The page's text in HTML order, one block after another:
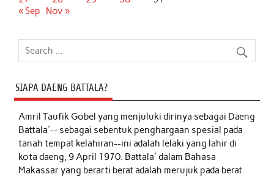
« Sep
Nov »
SIAPA DAENG BATTALA?
Amril Taufik Gobelyang menjuluki dirinya sebagai Daeng
Battala'-- sebagai sebentuk penghargaan spesial pada
tanah tempat kelahiran--ini adalah lelaki yang lahir di
kota daeng, 9 April 1970. Battala' dalam Bahasa
Makassar yang berarti berat adalah merujuk pada berat